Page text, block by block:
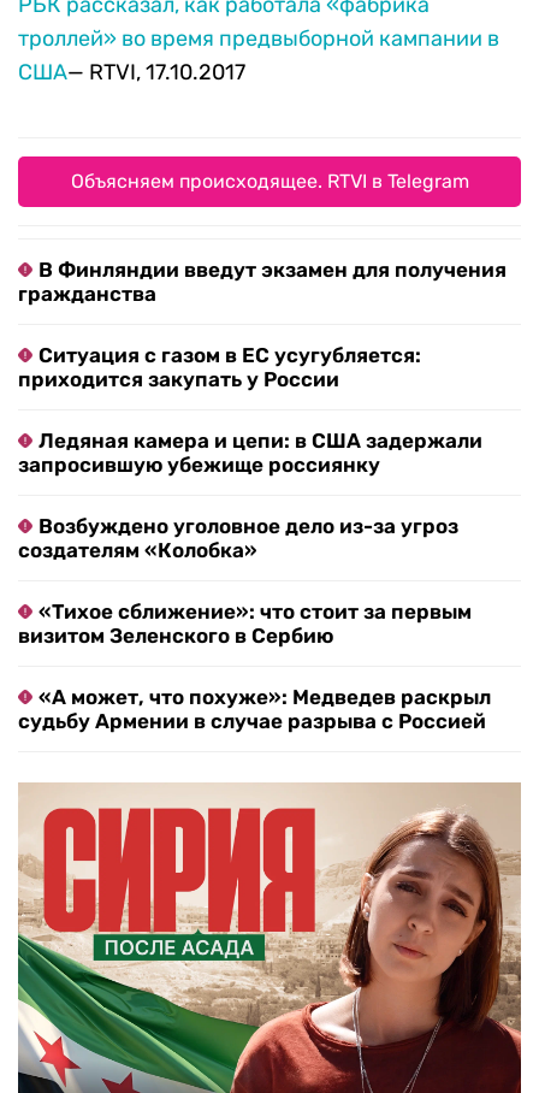
троллей» во время предвыборной кампании в
США— RTVI, 17.10.2017
Объясняем происходящее. RTVI в Telegram
В Финляндии введут экзамен для получения
гражданства
Ситуация с газом в ЕС усугубляется:
приходится закупать у России
Ледяная камера и цепи: в США задержали
запросившую убежище россиянку
Возбуждено уголовное дело из-за угроз
создателям «Колобка»
«Тихое сближение»: что стоит за первым
визитом Зеленского в Сербию
«А может, что похуже»: Медведев раскрыл
судьбу Армении в случае разрыва с Россией